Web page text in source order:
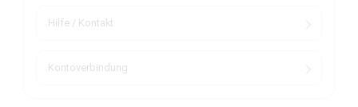
Hilfe / Kontakt
Kontoverbindung